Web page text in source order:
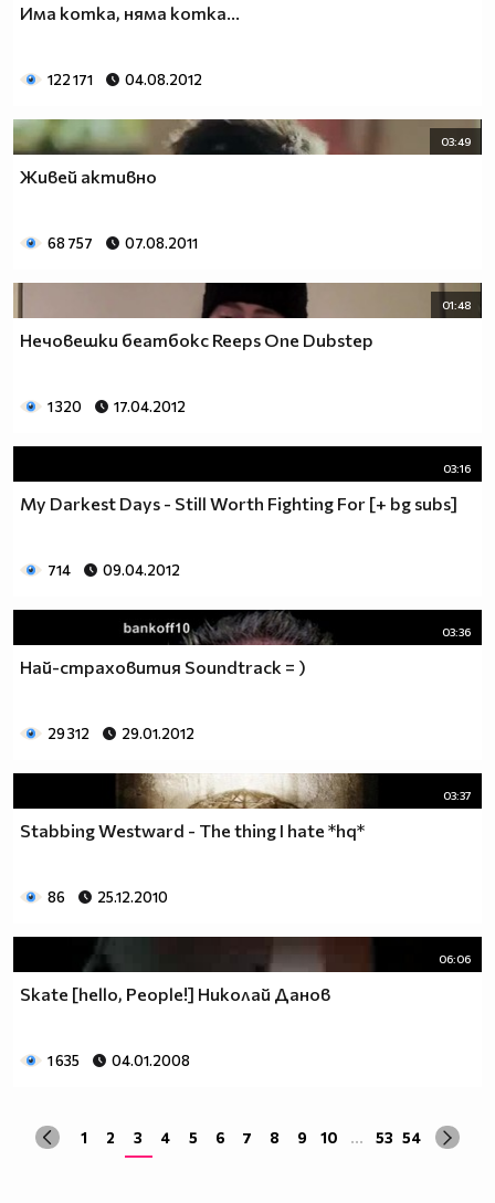
Има котка, няма котка...
122 171 04.08.2012
03:49
Живей активно
68 757 07.08.2011
01:48
Нечовешки беатбокс Reeps One Dubstep
1 320 17.04.2012
03:16
My Darkest Days - Still Worth Fighting For [+ bg subs]
714 09.04.2012
03:36
Най-страховития Soundtrack = )
29 312 29.01.2012
03:37
Stabbing Westward - The thing I hate *hq*
86 25.12.2010
06:06
Skate [hello, People!] Николай Данов
1 635 04.01.2008
1 2 3 4 5 6 7 8 9 10 ... 53 54